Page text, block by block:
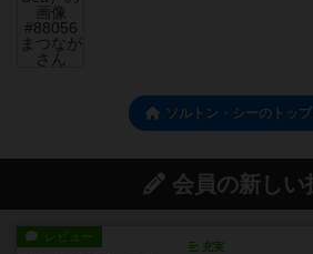
ソルトン・シーのトッ
会員の新しい
レビュー
充実